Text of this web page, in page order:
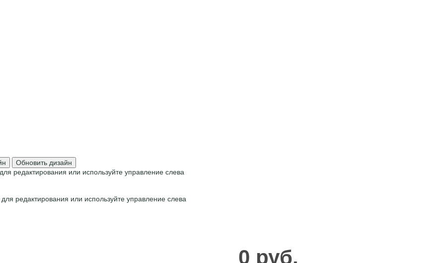
Обновить дизайн
редактирования или используйте управление слева
редактирования или используйте управление слева
0 руб.